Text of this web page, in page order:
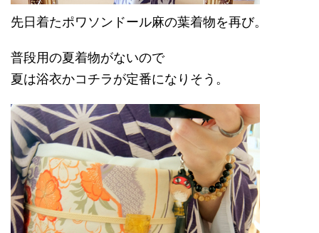
先日着たポワソンドール麻の葉着物を再び。
普段用の夏着物がないので
夏は浴衣かコチラが定番になりそう。